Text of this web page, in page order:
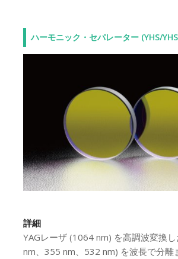
ハーモニック・セパレーター (YHS/
詳細
YAGレーザ (1064 nm) を高調波変換
nm、355 nm、532 nm) を波長で分離